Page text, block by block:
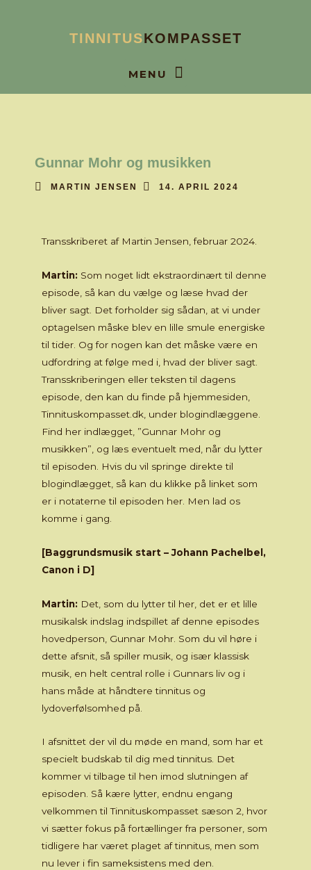
TINNITUSKOMPASSET
Gunnar Mohr og musikken
MARTIN JENSEN 14. APRIL 2024
Transskriberet af Martin Jensen, februar 2024.
Martin: Som noget lidt ekstraordinært til denne
episode, så kan du vælge og læse hvad der
bliver sagt. Det forholder sig sådan, at vi under
optagelsen måske blev en lille smule energiske
til tider. Og for nogen kan det måske være en
udfordring at følge med i, hvad der bliver sagt.
Transskriberingen eller teksten til dagens
episode, den kan du finde på hjemmesiden,
Tinnituskompasset.dk, under blogindlæggene.
Find her indlægget, ”Gunnar Mohr og
musikken”, og læs eventuelt med, når du lytter
til episoden. Hvis du vil springe direkte til
blogindlægget, så kan du klikke på linket som
er i notaterne til episoden her. Men lad os
komme i gang.
[Baggrundsmusik start – Johann Pachelbel,
Canon i D]
Martin: Det, som du lytter til her, det er et lille
musikalsk indslag indspillet af denne episodes
hovedperson, Gunnar Mohr. Som du vil høre i
dette afsnit, så spiller musik, og især klassisk
musik, en helt central rolle i Gunnars liv og i
hans måde at håndtere tinnitus og
lydoverfølsomhed på.
I afsnittet der vil du møde en mand, som har et
specielt budskab til dig med tinnitus. Det
kommer vi tilbage til hen imod slutningen af
episoden. Så kære lytter, endnu engang
velkommen til Tinnituskompasset sæson 2, hvor
vi sætter fokus på fortællinger fra personer, som
tidligere har været plaget af tinnitus, men som
nu lever i fin sameksistens med den.